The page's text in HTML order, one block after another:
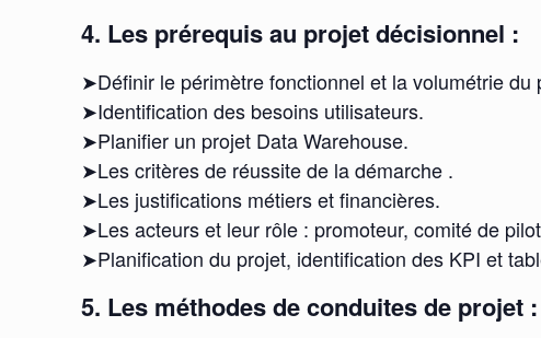
4. Les prérequis au projet décisionnel :
➤Définir le périmètre fonctionnel et la volumétrie du
➤Identification des besoins utilisateurs.
➤Planifier un projet Data Warehouse.
➤Les critères de réussite de la démarche .
➤Les justifications métiers et financières.
➤Les acteurs et leur rôle : promoteur, comité de
➤Planification du projet, identification des KPI et
5. Les méthodes de conduites de projet :